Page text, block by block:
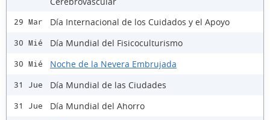
29 Mar Día Internacional de los Cuidados y el Apoyo
30 Mié Día Mundial del Fisicoculturismo
30 Mié Noche de la Nevera Embrujada
31 Jue Día Mundial de las Ciudades
31 Jue Día Mundial del Ahorro